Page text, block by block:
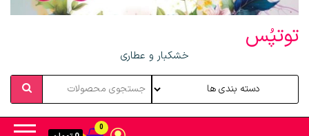
توتپُس
خشکبار و عطاری
0